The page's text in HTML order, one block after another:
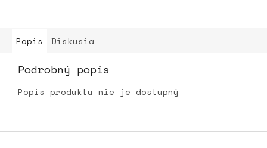
Popis Diskusia
Podrobný popis
Popis produktu nie je dostupný
Z